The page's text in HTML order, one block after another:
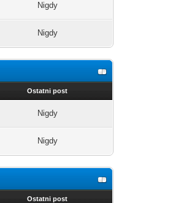
Nigdy
Nigdy
Ostatni post
Nigdy
Nigdy
Ostatni post